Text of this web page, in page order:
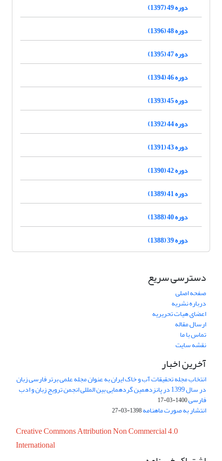
دوره 49 (1397)
دوره 48 (1396)
دوره 47 (1395)
دوره 46 (1394)
دوره 45 (1393)
دوره 44 (1392)
دوره 43 (1391)
دوره 42 (1390)
دوره 41 (1389)
دوره 40 (1388)
دوره 39 (1388)
دسترسی سریع
صفحه اصلی
درباره نشریه
اعضای هیات تحریریه
ارسال مقاله
تماس با ما
نقشه سایت
آخرین اخبار
انتخاب مجله تحقیقات آب و خاک ایران به عنوان مجله علمی برتر فارسی زبان
در سال 1399 در پانزدهمین گردهمایی بین المللی انجمن ترویج زبان و ادب
فارسی1400-03-17
انتشار به صورت ماهنامه1398-03-27
Creative Commons Attribution Non Commercial 4.0
International